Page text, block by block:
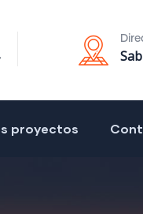
proyectos